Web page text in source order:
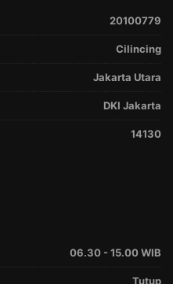
20100779
Cilincing
Jakarta Utara
DKI Jakarta
14130
06.30 - 15.00 WIB
Tutup